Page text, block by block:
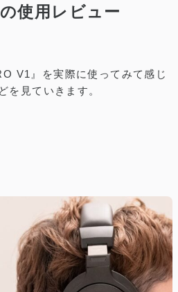
使用レビュー
V1』を実際に使ってみて感じ
を見ていきます。